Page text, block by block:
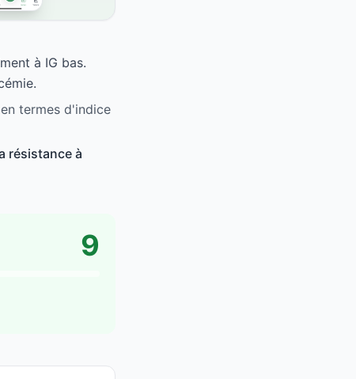
à IG bas.
termes d'indice
résistance à
9